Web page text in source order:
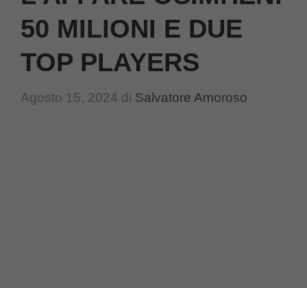
50 MILIONI E DUE
TOP PLAYERS
Agosto 15, 2024 di Salvatore Amoroso